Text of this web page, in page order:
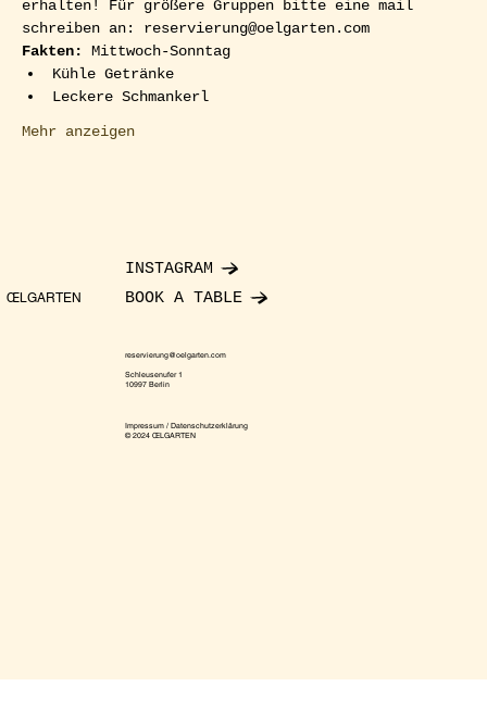
erhalten! Für größere Gruppen bitte eine mail
schreiben an: reservierung@oelgarten.com
Fakten:
Mittwoch-Sonntag
Kühle Getränke
Leckere Schmankerl
Mehr anzeigen
ŒLGARTEN
INSTAGRAM
BOOK A TABLE
reservierung@oelgarten.com
Schleusenufer 1
10997 Berlin
Impressum / Datenschutzerklärung
© 2024 ŒLGARTEN